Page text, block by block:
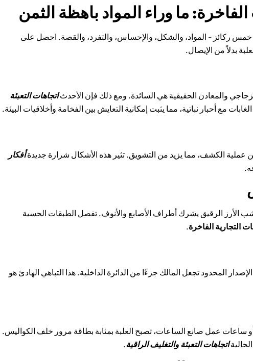
ما وراء المواد باهظة الثمن
ركائز - المواد، والشكل، والإحساس، والتفرد، والقصة. احصل على
بدلاً من الإيصال.
والمعادن الحقيقية هي السائدة. ومع ذلك فإن الأحدثاتجاهات التعبئة
مع أحبار نباتية، مما يثبت إمكانية التعايش بين الفخامة وأخلاقيات البيئة.
الكشف، مما يزيد من التشويق. تثير هذه الأشكال شرارة جديدةأفكار
الأرز الرقيق يشرك أطراف الأصابع والأنوف. تفصل الطبقات الحسية
التجارية الفاخرة.
المحدود تجعل المالك جزءًا من الدائرة الداخلية. هذا التباهي الهادئ هو
ساعات عمل صانع الساعات، تصبح العلبة بمثابة بطاقة مرور خلف الكواليس.
اتجاهات التعبئة والتغليف الراقية.